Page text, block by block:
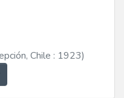
Chile : 1923)